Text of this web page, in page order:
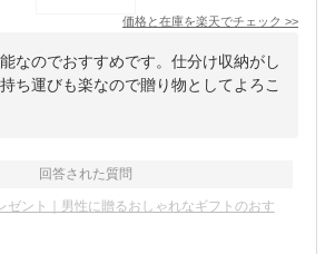
価格と在庫を楽天でチェック >>
なのでおすすめです。仕分け収納がし
ち運びも楽なので贈り物としてよろこ
回答された質問
ゼント｜男性に贈るおしゃれなギフトのおす